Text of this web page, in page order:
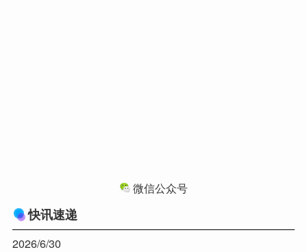
微信公众号
快讯速递
2026/6/30